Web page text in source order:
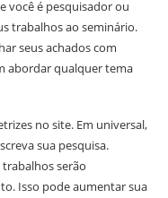
você é pesquisador ou
trabalhos ao seminário.
seus achados com
abordar qualquer tema
no site. Em universal,
sua pesquisa.
serão
Isso pode aumentar sua